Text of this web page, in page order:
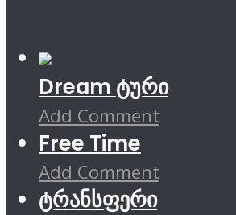
Dream ტური
Add Comment
Free Time
Add Comment
ტრანსფერი